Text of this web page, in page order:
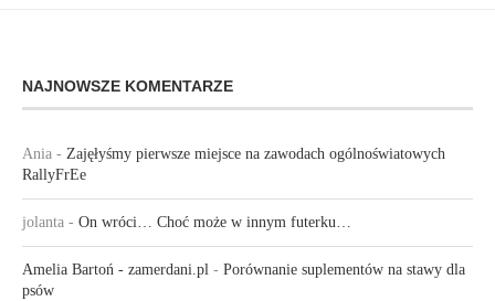
NAJNOWSZE KOMENTARZE
Ania - Zajęłyśmy pierwsze miejsce na zawodach ogólnoświatowych
RallyFrEe
jolanta - On wróci… Choć może w innym futerku…
Amelia Bartoń - zamerdani.pl - Porównanie suplementów na stawy dla
psów